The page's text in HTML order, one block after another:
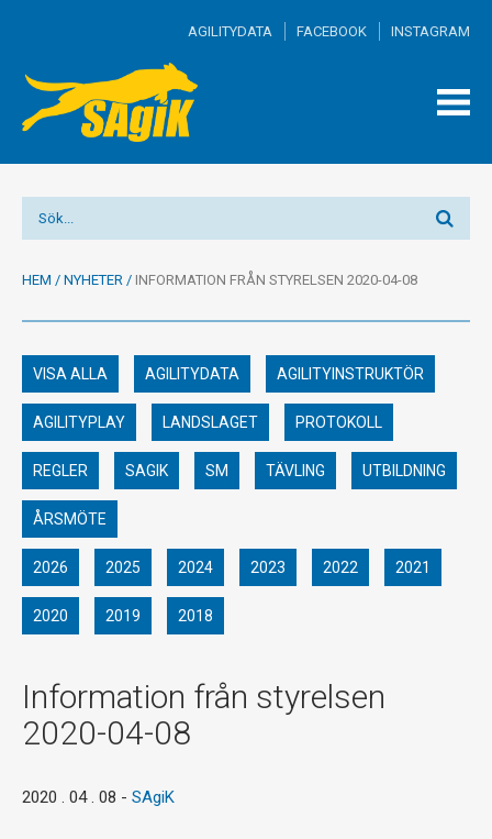
AGILITYDATA FACEBOOK INSTAGRAM
HEM / NYHETER / INFORMATION FRÅN STYRELSEN 2020-04-08
VISA ALLA AGILITYDATA AGILITYINSTRUKTÖR
AGILITYPLAY LANDSLAGET PROTOKOLL
REGLER SAGIK SM TÄVLING UTBILDNING
ÅRSMÖTE
2026 2025 2024 2023 2022 2021
2020 2019 2018
Information från styrelsen
2020-04-08
2020 . 04 . 08 - SAgiK